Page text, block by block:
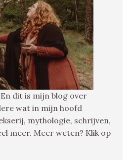
dit is mijn blog over
wat in mijn hoofd
mythologie, schrijven,
meer. Meer weten? Klik op